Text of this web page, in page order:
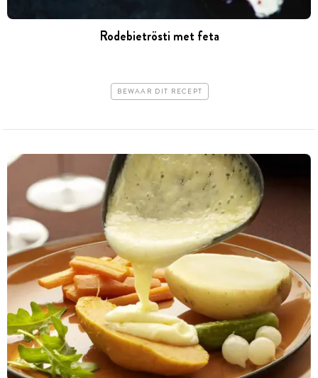
Rodebietrösti met feta
BEWAAR DIT RECEPT